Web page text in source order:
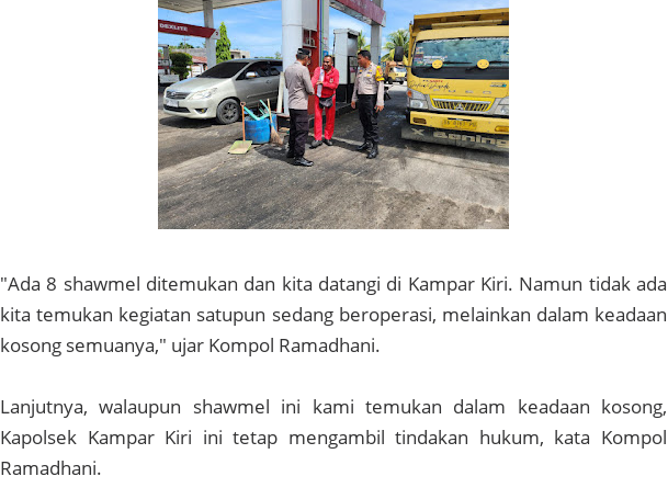
"Ada 8 shawmel ditemukan dan kita datangi di Kampar Kiri. Namun tidak ada
kita temukan kegiatan satupun sedang beroperasi, melainkan dalam keadaan
kosong semuanya," ujar Kompol Ramadhani.
Lanjutnya, walaupun shawmel ini kami temukan dalam keadaan kosong,
Kapolsek Kampar Kiri ini tetap mengambil tindakan hukum, kata Kompol
Ramadhani.